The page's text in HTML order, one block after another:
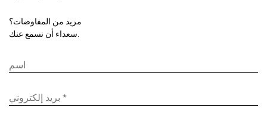
مزيد من المفاوضات؟